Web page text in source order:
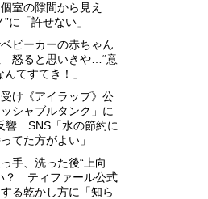
の隙間から見え
に「許せない」
ベビーカーの赤ちゃん
怒ると思いきや…“意
てすてき！」
け《アイラップ》公
シャブルタンク」に
響 SNS「水の節約に
てた方がよい」
手、洗った後“上向
？ ティファール公式
る乾かし方に「知ら